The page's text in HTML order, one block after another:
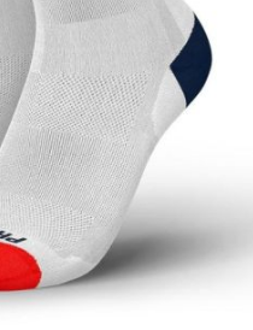
Komfort
nahtlosen
deutlich reduziert.
langen